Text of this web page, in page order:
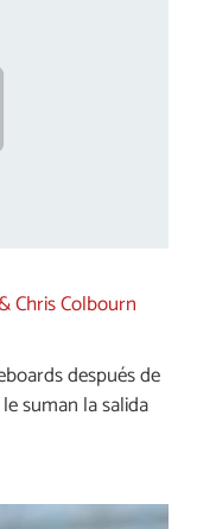
Chris Colbourn
después de
suman la salida